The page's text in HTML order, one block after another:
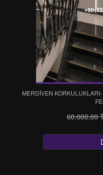
MERDİVEN
60.000,00